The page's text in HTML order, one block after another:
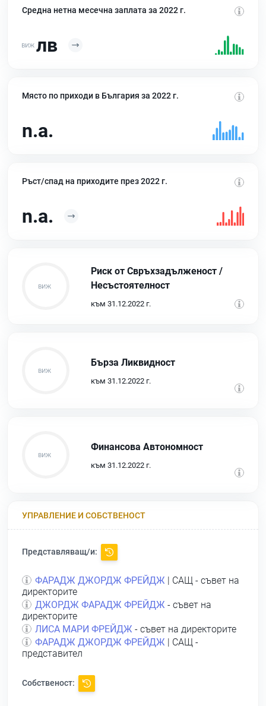
Средна нетна месечна заплата за 2022 г.
лв
Място по приходи в България за 2022 г.
n.a.
Ръст/спад на приходите през 2022 г.
n.a.
Риск от Свръхзадълженост /
Несъстоятелност
към 31.12.2022 г.
Бърза Ликвидност
към 31.12.2022 г.
Финансова Автономност
към 31.12.2022 г.
УПРАВЛЕНИЕ И СОБСТВЕНОСТ
Представляващ/и:
ФАРАДЖ ДЖОРДЖ ФРЕЙДЖ | САЩ - съвет на
директорите
ДЖОРДЖ ФАРАДЖ ФРЕЙДЖ - съвет на
директорите
ЛИСА МАРИ ФРЕЙДЖ - съвет на директорите
ФАРАДЖ ДЖОРДЖ ФРЕЙДЖ | САЩ -
представител
Собственост: